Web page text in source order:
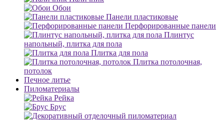
Обои
Панели пластиковые
Перфорированные панели
Плинтус
напольный, плитка для пола
Плитка для пола
Плитка потолочная,
потолок
Печное литье
Пиломатериалы
Рейка
Брус